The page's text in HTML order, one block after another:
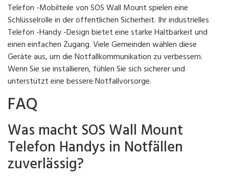
Telefon -Mobilteile von SOS Wall Mount spielen eine
Schlüsselrolle in der öffentlichen Sicherheit. Ihr industrielles
Telefon -Handy -Design bietet eine starke Haltbarkeit und
einen einfachen Zugang. Viele Gemeinden wählen diese
Geräte aus, um die Notfallkommunikation zu verbessern.
Wenn Sie sie installieren, fühlen Sie sich sicherer und
unterstützt eine bessere Notfallvorsorge.
FAQ
Was macht SOS Wall Mount
Telefon Handys in Notfällen
zuverlässig?